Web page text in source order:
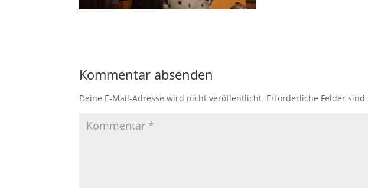
Kommentar absenden
Deine E-Mail-Adresse wird nicht veröffentlicht. Erforderliche Felder